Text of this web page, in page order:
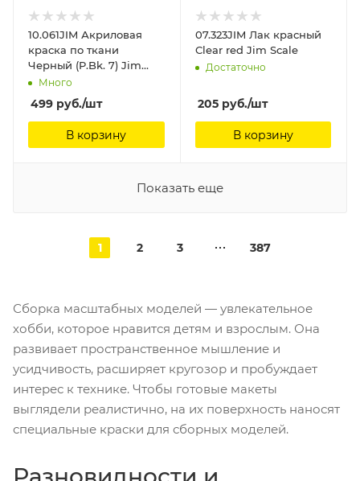
10.061JIM Акриловая
краска по ткани
Черный (P.Bk. 7) Jim
Scale
Много
499 руб./шт
В корзину
07.323JIM Лак красный
Clear red Jim Scale
Достаточно
205руб./шт
В корзину
Показать еще
1 2 3 387
Сборка масштабных моделей — увлекательное
хобби, которое нравится детям и взрослым. Она
развивает пространственное мышление и
усидчивость, расширяет кругозор и пробуждает
интерес к технике. Чтобы готовые макеты
выглядели реалистично, на их поверхность наносят
специальные краски для сборных моделей.